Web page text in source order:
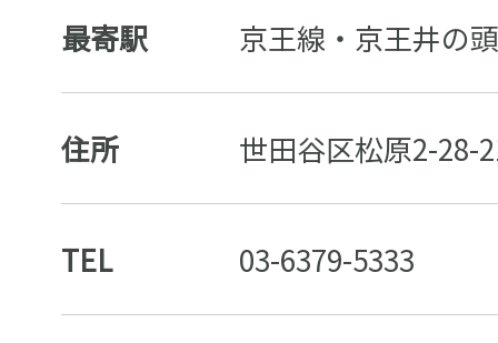
最寄駅 京王線・京王井の
住所 世田谷区松原2-28-
TEL 03-6379-5333